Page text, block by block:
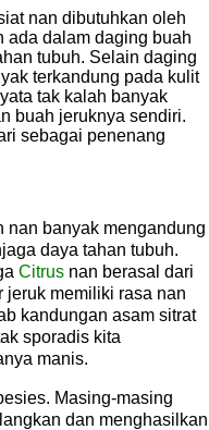
nan dibutuhkan oleh
ada dalam daging buah
tubuh. Selain daging
terkandung pada kulit
tak kalah banyak
buah jeruknya sendiri.
sebagai penenang
nan banyak mengandung
daya tahan tubuh.
Citrus nan berasal dari
jeruk memiliki rasa nan
kandungan asam sitrat
sporadis kita
manis.
Masing-masing
dan menghasilkan